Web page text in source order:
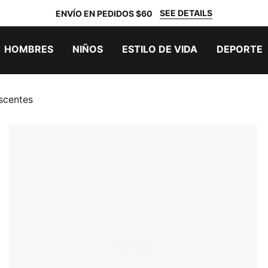
ENVÍO EN PEDIDOS $60 SEE DETAILS
HOMBRES NIÑOS ESTILO DE VIDA DEPORTE